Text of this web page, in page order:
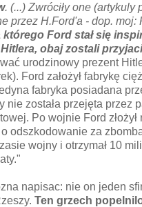
. (...) Zwróciły one (artykuly
przez H.Ford'a - dop. moj:
którego Ford stał się
obaj zostali
urodzinowy prezent
Ford założył fabrykę
fabryka posiadana
nie została przejęta przez
Po wojnie Ford
odszkodowanie za
wojny i otrzymał 10
napisac: nie on jeden
Ten grzech